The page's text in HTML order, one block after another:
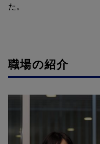
た。
職場の紹介